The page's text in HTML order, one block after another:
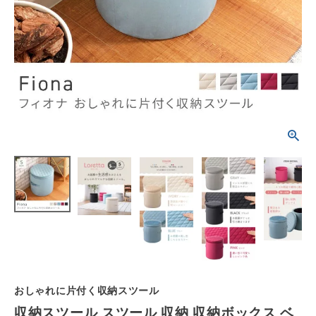
schedule
ACCOUNT MENU
ようこそ ゲスト 様
meeting_room ログイン person 会員登録
シーンから選ぶ
テイストから選ぶ
おしゃれに片付く収納スツール
収納スツール スツール 収納 収納ボックス ベ